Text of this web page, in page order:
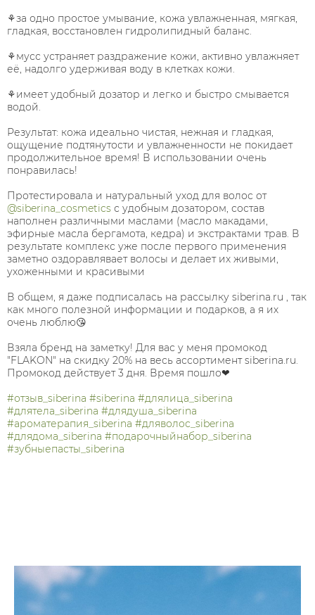
⚘за одно простое умывание, кожа увлажненная, мягкая,
гладкая, восстановлен гидролипидный баланс.⠀
⚘мусс устраняет раздражение кожи, активно увлажняет
её, надолго удерживая воду в клетках кожи.⠀
⚘имеет удобный дозатор и легко и быстро смывается
водой. ⠀
Результат: кожа идеально чистая, нежная и гладкая,
ощущение подтянутости и увлажненности не покидает
продолжительное время! В использовании очень
понравилась! ⠀
Протестировала и натуральный уход для волос от
@siberina_cosmetics с удобным дозатором, состав
наполнен различными маслами (масло макадами,
эфирные масла бергамота, кедра) и экстрактами трав. В
результате комплекс уже после первого применения
заметно оздоравлявает волосы и делает их живыми,
ухоженными и красивыми⠀
В общем, я даже подписалась на рассылку siberina.ru , так
как много полезной информации и подарков, а я их
очень люблю😘 ⠀
Взяла бренд на заметку! Для вас у меня промокод
"FLAKON" на скидку 20% на весь ассортимент siberina.ru.⠀
Промокод действует 3 дня. Время пошло❤⠀
#отзыв_siberina #siberina #длялица_siberina
#длятела_siberina #длядуша_siberina
#ароматерапия_siberina #дляволос_siberina
#длядома_siberina #подарочныйнабор_siberina
#зубныепасты_siberina